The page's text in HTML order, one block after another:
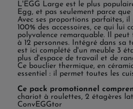
L'EGG Large est le plus
Egg, et pas seulement parce que
Avec ses proportions parfaites, il
100% des accessoires, ce qui lui
polyvalence remarquable. Il
à 12 personnes. Intégré dans sa
est ici complété d'un meuble 3
plus d'espace de travail et de
Ce bouclier thermique, en
essentiel : il permet toutes les
Ce pack promotionnel
chariot à roulettes, 2 étagères
ConvEGGtor